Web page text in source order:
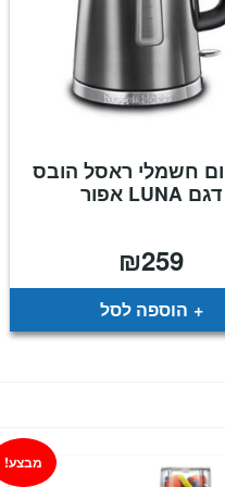
חשמלי ראסל הובס
דגם LUNA אפור
₪259
הוספה לסל
מבצע!